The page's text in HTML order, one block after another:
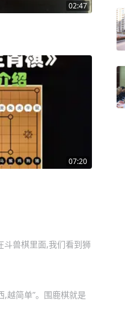
02:47
07:20
斗兽棋里面,我们看到狮
越简单”。围鹿棋就是